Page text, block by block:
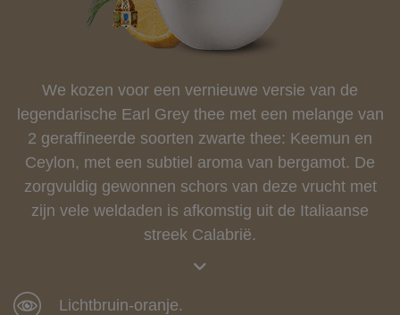
We kozen voor een vernieuwe versie van de
legendarische Earl Grey thee met een melange van
2 geraffineerde soorten zwarte thee: Keemun en
Ceylon, met een subtiel aroma van bergamot. De
zorgvuldig gewonnen schors van deze vrucht met
zijn vele weldaden is afkomstig uit de Italiaanse
streek Calabrië.
Lichtbruin-oranje.